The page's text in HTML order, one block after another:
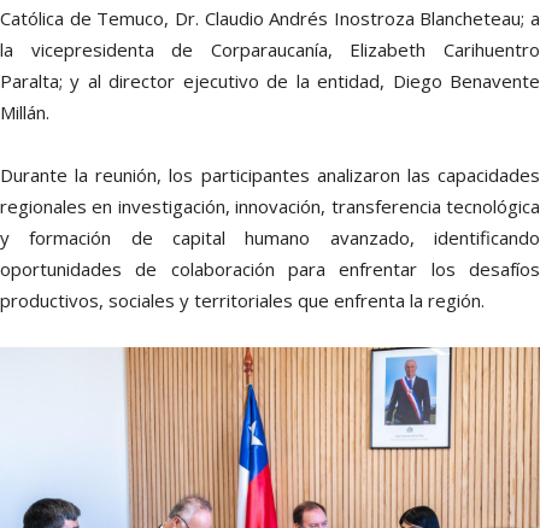
Católica de Temuco, Dr. Claudio Andrés Inostroza Blancheteau; a
la vicepresidenta de Corparaucanía, Elizabeth Carihuentro
Paralta; y al director ejecutivo de la entidad, Diego Benavente
Millán.
Durante la reunión, los participantes analizaron las capacidades
regionales en investigación, innovación, transferencia tecnológica
y formación de capital humano avanzado, identificando
oportunidades de colaboración para enfrentar los desafíos
productivos, sociales y territoriales que enfrenta la región.